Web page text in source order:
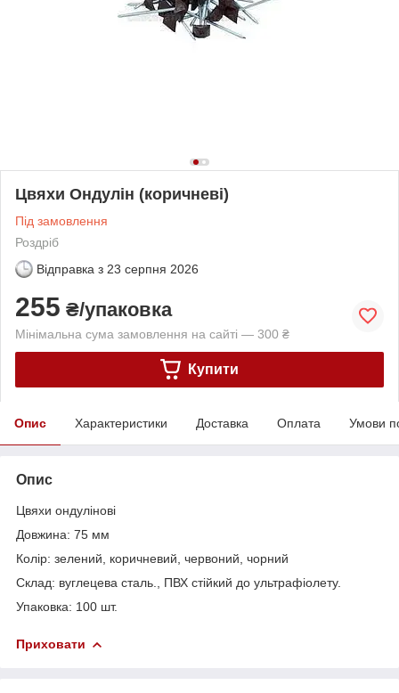
Цвяхи Ондулін (коричневі)
Під замовлення
Роздріб
Відправка з 23 серпня 2026
255 ₴/упаковка
Мінімальна сума замовлення на сайті — 300 ₴
Купити
Опис Характеристики Доставка Оплата Умови
Опис
Цвяхи ондулінові
Довжина: 75 мм
Колір: зелений, коричневий, червоний, чорний
Склад: вуглецева сталь., ПВХ стійкий до ультрафіолету.
Упаковка: 100 шт.
Приховати